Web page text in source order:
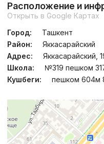
Расположение и
Открыть в Google Картах
Город:
Ташкент
Район:
Яккасарайский
Адрес:
Яккасарайский,
Школа:
№319 пешком
Кушбеги:
пешком 604м